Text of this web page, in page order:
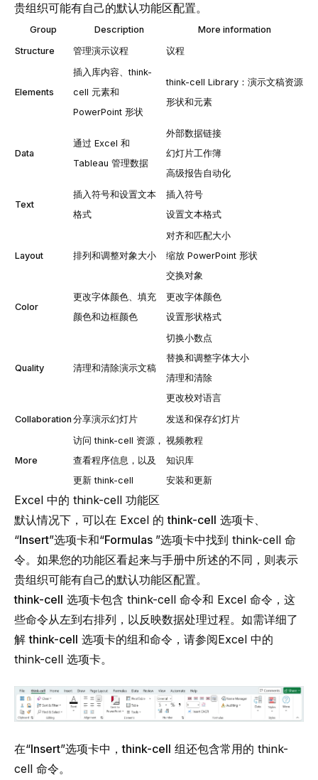
贵组织可能有自己的默认功能区配置。
Group Description
More information
Structure
管理演示议程 议程
Elements
插入库内容、think-
cell 元素和
PowerPoint 形状
think-cell Library：演示文稿资源
形状和元素
Data
通过 Excel 和
Tableau 管理数据
外部数据链接
幻灯片工作簿
高级报告自动化
Text
插入符号和设置文本
格式
插入符号
设置文本格式
Layout 排列和调整对象大小
对齐和匹配大小
缩放 PowerPoint 形状
交换对象
Color
更改字体颜色、填充
颜色和边框颜色
更改字体颜色
设置形状格式
Quality 清理和清除演示文稿
切换小数点
替换和调整字体大小
清理和清除
更改校对语言
Collaboration 分享演示幻灯片 发送和保存幻灯片
More
访问think-cell 资源，
查看程序信息，以及
更新think-cell
视频教程
知识库
安装和更新
Excel 中的 think-cell 功能区
默认情况下，可以在 Excel 的think-cell 选项卡、
“Insert”选项卡和“Formulas ”选项卡中找到 think-cell 命
令。如果您的功能区看起来与手册中所述的不同，则表示
贵组织可能有自己的默认功能区配置。
think-cell 选项卡包含 think-cell 命令和 Excel 命令，这
些命令从左到右排列，以反映数据处理过程。如需详细了
解think-cell 选项卡的组和命令，请参阅Excel 中的
think-cell 选项卡。
在“Insert”选项卡中，think-cell 组还包含常用的 think-
cell 命令。